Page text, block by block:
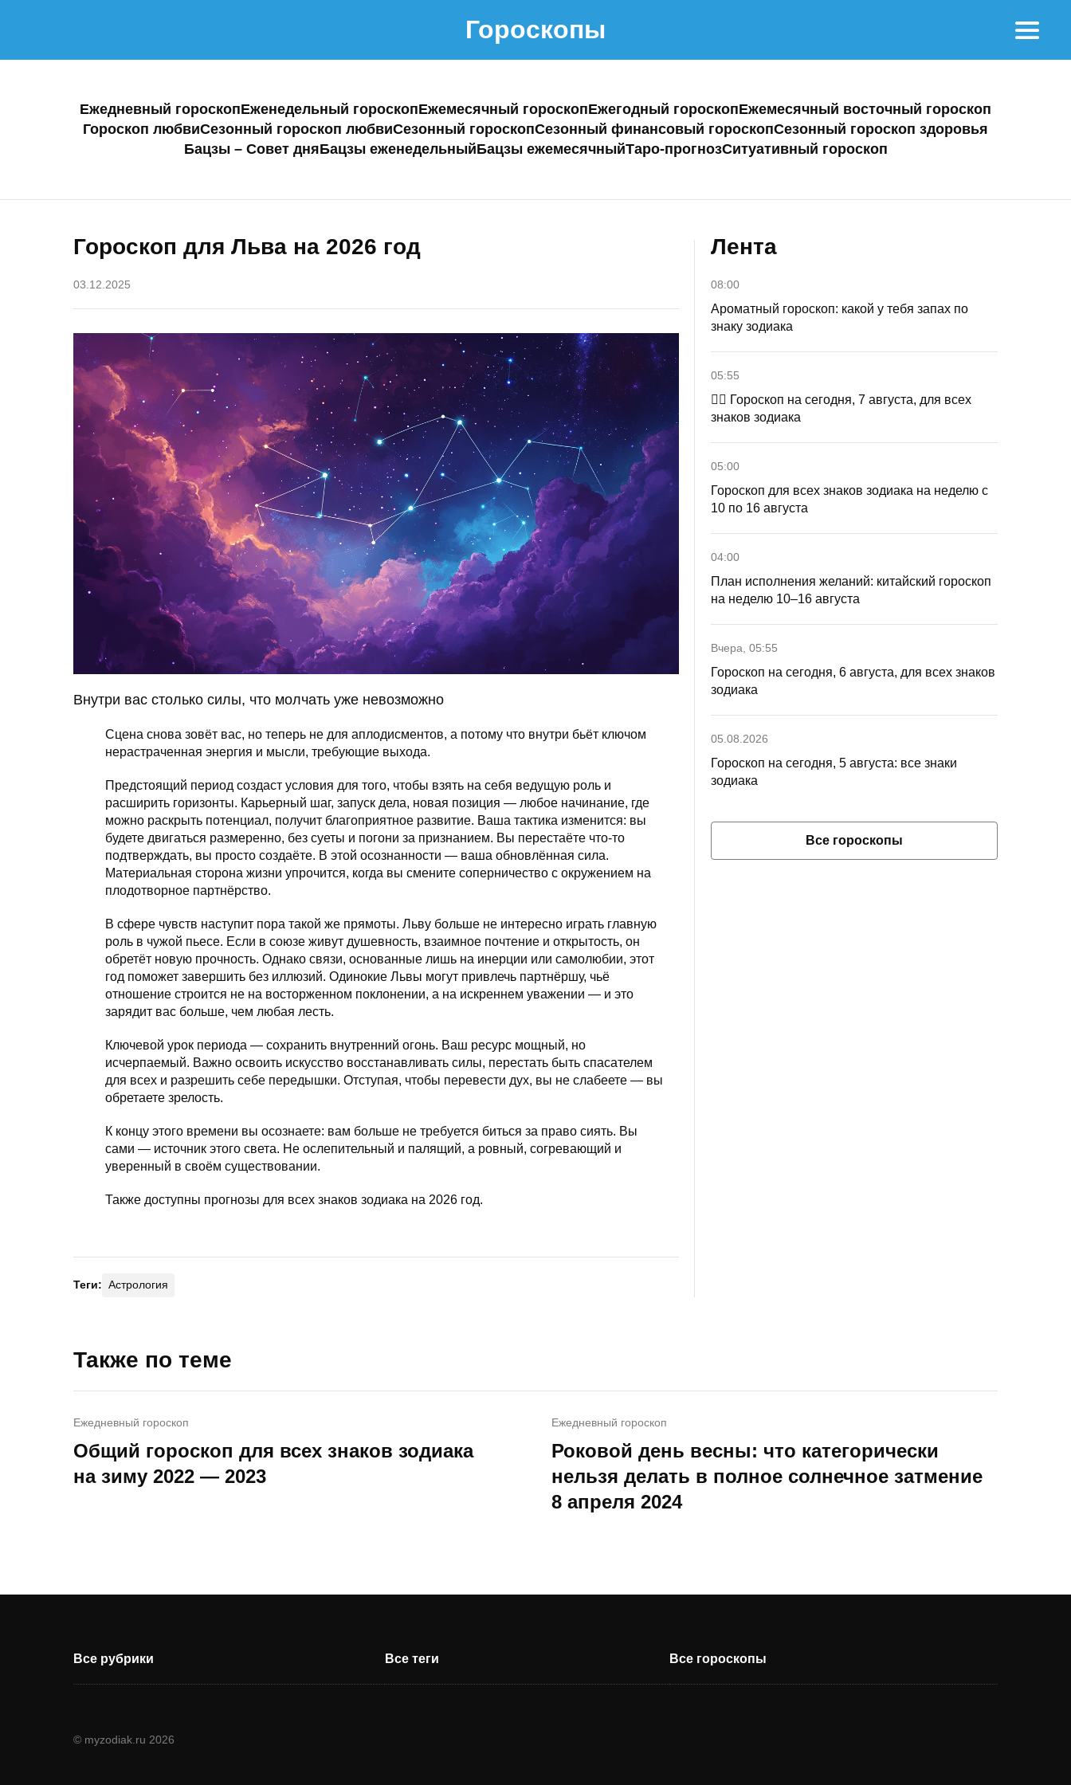
Гороскопы
Ежедневный гороскопЕженедельный гороскопЕжемесячный гороскопЕжегодный гороскопЕжемесячный восточный гороскоп
Гороскоп любвиСезонный гороскоп любвиСезонный гороскопСезонный финансовый гороскопСезонный гороскоп здоровья
Бацзы – Совет дняБацзы еженедельныйБацзы ежемесячныйТаро-прогнозСитуативный гороскоп
Гороскоп для Льва на 2026 год
03.12.2025
Внутри вас столько силы, что молчать уже невозможно
Сцена снова зовёт вас, но теперь не для аплодисментов, а потому что внутри бьёт ключом
нерастраченная энергия и мысли, требующие выхода.
Предстоящий период создаст условия для того, чтобы взять на себя ведущую роль и
расширить горизонты. Карьерный шаг, запуск дела, новая позиция — любое начинание, где
можно раскрыть потенциал, получит благоприятное развитие. Ваша тактика изменится: вы
будете двигаться размеренно, без суеты и погони за признанием. Вы перестаёте что-то
подтверждать, вы просто создаёте. В этой осознанности — ваша обновлённая сила.
Материальная сторона жизни упрочится, когда вы смените соперничество с окружением на
плодотворное партнёрство.
В сфере чувств наступит пора такой же прямоты. Льву больше не интересно играть главную
роль в чужой пьесе. Если в союзе живут душевность, взаимное почтение и открытость, он
обретёт новую прочность. Однако связи, основанные лишь на инерции или самолюбии, этот
год поможет завершить без иллюзий. Одинокие Львы могут привлечь партнёршу, чьё
отношение строится не на восторженном поклонении, а на искреннем уважении — и это
зарядит вас больше, чем любая лесть.
Ключевой урок периода — сохранить внутренний огонь. Ваш ресурс мощный, но
исчерпаемый. Важно освоить искусство восстанавливать силы, перестать быть спасателем
для всех и разрешить себе передышки. Отступая, чтобы перевести дух, вы не слабеете — вы
обретаете зрелость.
К концу этого времени вы осознаете: вам больше не требуется биться за право сиять. Вы
сами — источник этого света. Не ослепительный и палящий, а ровный, согревающий и
уверенный в своём существовании.
Также доступны прогнозы для всех знаков зодиака на 2026 год.
Теги: Астрология
Лента
08:00
Ароматный гороскоп: какой у тебя запах по
знаку зодиака
05:55
🧙‍♀ Гороскоп на сегодня, 7 августа, для всех
знаков зодиака
05:00
Гороскоп для всех знаков зодиака на неделю с
10 по 16 августа
04:00
План исполнения желаний: китайский гороскоп
на неделю 10–16 августа
Вчера, 05:55
Гороскоп на сегодня, 6 августа, для всех знаков
зодиака
05.08.2026
Гороскоп на сегодня, 5 августа: все знаки
зодиака
Все гороскопы
Также по теме
Ежедневный гороскоп
Общий гороскоп для всех знаков зодиака
на зиму 2022 — 2023
Ежедневный гороскоп
Роковой день весны: что категорически
нельзя делать в полное солнечное затмение
8 апреля 2024
Все рубрики Все теги Все гороскопы
© myzodiak.ru 2026